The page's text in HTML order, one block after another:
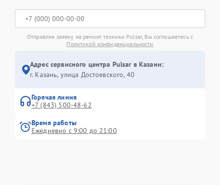
Отправляя заявку на ремонт техники Pulsar, Вы соглашаетесь с
Политикой конфиденциальности
Адрес сервисного центра Pulsar в Казани:
г. Казань, улица Достоевского, 40
Горячая линия
+7 (843) 500-48-62
Время работы
Ежедневно с 9:00 до 21:00